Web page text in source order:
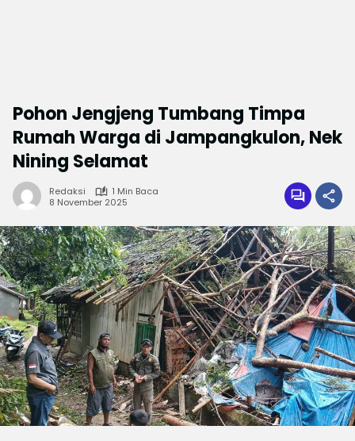
Pohon Jengjeng Tumbang Timpa
Rumah Warga di Jampangkulon, Nek
Nining Selamat
Redaksi
1 Min Baca
8 November 2025